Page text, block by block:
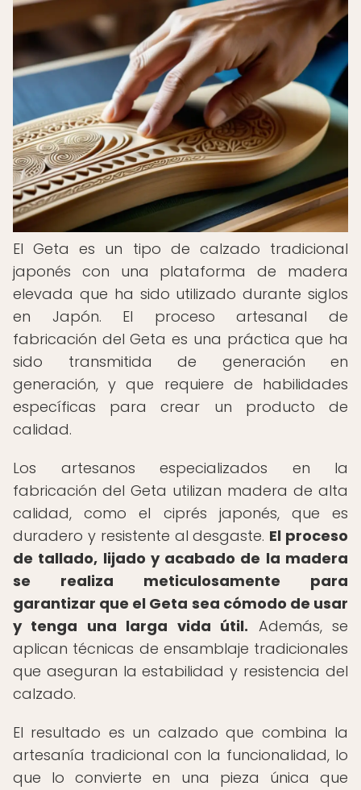
El Geta es un tipo de calzado tradicional
japonés con una plataforma de madera
elevada que ha sido utilizado durante siglos
en Japón. El proceso artesanal de
fabricación del Geta es una práctica que ha
sido transmitida de generación en
generación, y que requiere de habilidades
específicas para crear un producto de
calidad.
Los artesanos especializados en la
fabricación del Geta utilizan madera de alta
calidad, como el ciprés japonés, que es
duradero y resistente al desgaste. El proceso
de tallado, lijado y acabado de la madera
se realiza meticulosamente para
garantizar que el Geta sea cómodo de usar
y tenga una larga vida útil. Además, se
aplican técnicas de ensamblaje tradicionales
que aseguran la estabilidad y resistencia del
calzado.
El resultado es un calzado que combina la
artesanía tradicional con la funcionalidad, lo
que lo convierte en una pieza única que